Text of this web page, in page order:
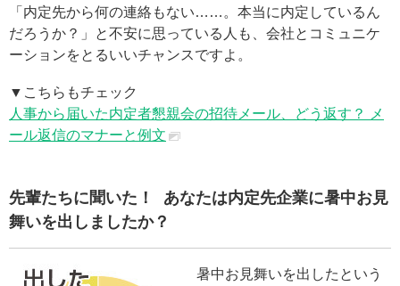
「内定先から何の連絡もない……。本当に内定しているん
だろうか？」と不安に思っている人も、会社とコミュニケ
ーションをとるいいチャンスですよ。
▼こちらもチェック
人事から届いた内定者懇親会の招待メール、どう返す？ メ
ール返信のマナーと例文
先輩たちに聞いた！ あなたは内定先企業に暑中お見
舞いを出しましたか？
暑中お見舞いを出したという